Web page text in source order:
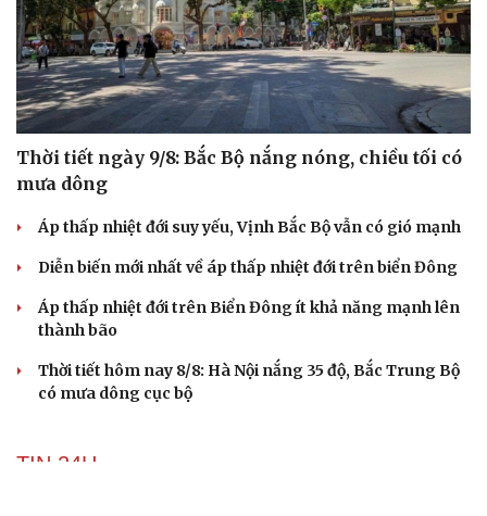
Thời tiết ngày 9/8: Bắc Bộ nắng nóng, chiều tối có
mưa dông
Áp thấp nhiệt đới suy yếu, Vịnh Bắc Bộ vẫn có gió mạnh
Diễn biến mới nhất về áp thấp nhiệt đới trên biển Đông
Áp thấp nhiệt đới trên Biển Đông ít khả năng mạnh lên
thành bão
Thời tiết hôm nay 8/8: Hà Nội nắng 35 độ, Bắc Trung Bộ
có mưa dông cục bộ
TIN 24H